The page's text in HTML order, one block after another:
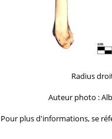
Radius
Auteur photo :
Pour plus d'informations, se